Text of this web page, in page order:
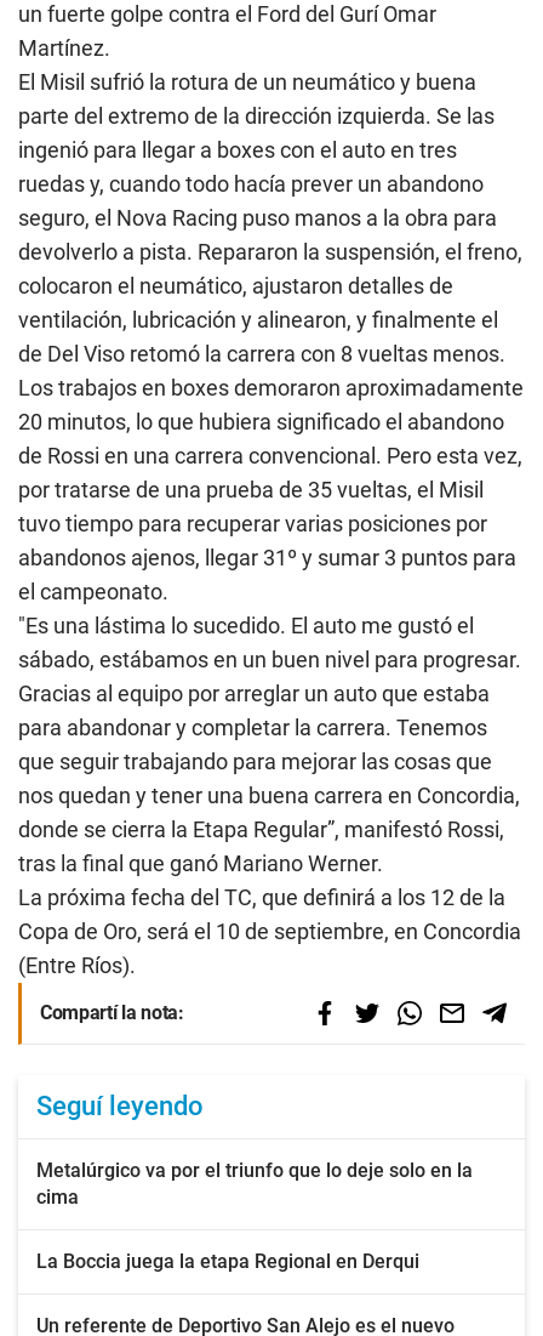
un fuerte golpe contra el Ford del Gurí Omar
Martínez.
El Misil sufrió la rotura de un neumático y buena
parte del extremo de la dirección izquierda. Se las
ingenió para llegar a boxes con el auto en tres
ruedas y, cuando todo hacía prever un abandono
seguro, el Nova Racing puso manos a la obra para
devolverlo a pista. Repararon la suspensión, el freno,
colocaron el neumático, ajustaron detalles de
ventilación, lubricación y alinearon, y finalmente el
de Del Viso retomó la carrera con 8 vueltas menos.
Los trabajos en boxes demoraron aproximadamente
20 minutos, lo que hubiera significado el abandono
de Rossi en una carrera convencional. Pero esta vez,
por tratarse de una prueba de 35 vueltas, el Misil
tuvo tiempo para recuperar varias posiciones por
abandonos ajenos, llegar 31º y sumar 3 puntos para
el campeonato.
"Es una lástima lo sucedido. El auto me gustó el
sábado, estábamos en un buen nivel para progresar.
Gracias al equipo por arreglar un auto que estaba
para abandonar y completar la carrera. Tenemos
que seguir trabajando para mejorar las cosas que
nos quedan y tener una buena carrera en Concordia,
donde se cierra la Etapa Regular”, manifestó Rossi,
tras la final que ganó Mariano Werner.
La próxima fecha del TC, que definirá a los 12 de la
Copa de Oro, será el 10 de septiembre, en Concordia
(Entre Ríos).
Compartí la nota:
Seguí leyendo
Metalúrgico va por el triunfo que lo deje solo en la
cima
La Boccia juega la etapa Regional en Derqui
Un referente de Deportivo San Alejo es el nuevo